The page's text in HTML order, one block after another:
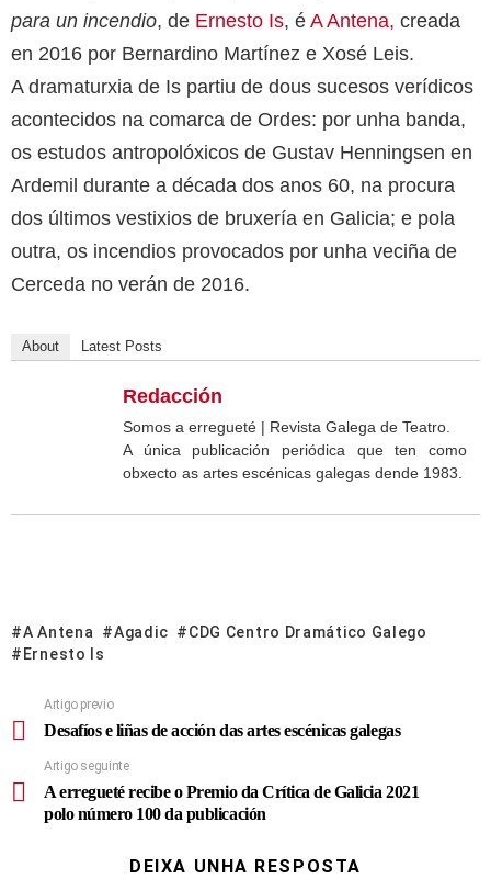
para un incendio, de Ernesto Is, é A Antena, creada
en 2016 por Bernardino Martínez e Xosé Leis.
A dramaturxia de Is partiu de dous sucesos verídicos
acontecidos na comarca de Ordes: por unha banda,
os estudos antropolóxicos de Gustav Henningsen en
Ardemil durante a década dos anos 60, na procura
dos últimos vestixios de bruxería en Galicia; e pola
outra, os incendios provocados por unha veciña de
Cerceda no verán de 2016.
About Latest Posts
Redacción
Somos a erregueté | Revista Galega de Teatro.
A única publicación periódica que ten como
obxecto as artes escénicas galegas dende 1983.
A Antena Agadic
CDG Centro Dramático Galego
Ernesto Is
Artigo previo
Desafíos e liñas de acción das artes escénicas galegas
Artigo seguinte
A erregueté recibe o Premio da Crítica de Galicia 2021
polo número 100 da publicación
DEIXA UNHA RESPOSTA